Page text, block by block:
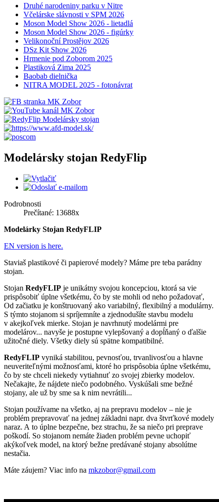
Druhé narodeniny parku v Nitre
Včelárske slávnosti v SPM 2026
Moson Model Show 2026 - lietadlá
Moson Model Show 2026 - figúrky
Velikonoční Prostějov 2026
DSz Kit Show 2026
Hrmenie pod Zoborom 2025
Plastiková Zima 2025
Baobab dielnička
NITRA MODEL 2025 - fotonávrat
Modelársky stojan RedyFlip
Podrobnosti
Prečítané: 13688x
Modelárky Stojan RedyFLIP
EN version is here.
Staviaš plastikové či papierové modely? Máme pre teba parádny
stojan.
Stojan RedyFLIP je unikátny svojou koncepciou, ktorá sa vie
prispôsobiť úplne všetkému, čo by ste mohli od neho požadovať,
Od začiatku je konštruovaný ako variabilný, flexibilný a modulárny.
S týmto stojanom si spríjemníte a zjednodušíte stavbu modelu
v akejkoľvek mierke. Stojan je navrhnutý modelármi pre
modelárov... navyše je postupne vylepšovaný a dopĺňaný o ďalšie
užitočné diely. Všetky diely sú spätne kompatibilné.
RedyFLIP vyniká stabilitou, pevnosťou, trvanlivosťou a hlavne
neuveriteľnými možnosťami, ktoré ho prispôsobia úplne všetkému,
čo by ste chceli niekedy vytiahnuť zo svojej zbierky modelov.
Nečakajte, že nájdete niečo podobného. Vyskúšali sme bežné
stojany, ale už by sme sa k nim nevrátili...
Stojan používame na všetko, aj na prepravu modelov – nie je
problém prepravovať na jednej základni napr. dva štvrťkové modely
naraz. A to úplne bezpečne, bez strachu, že sa niečo pri preprave
poškodí. So stojanom nemáte žiaden problém pevne uchopiť
akýkoľvek model, na ktorý bežne predávané stojany absolútne
nestačia.
Máte záujem? Viac info na mkzobor@gmail.com